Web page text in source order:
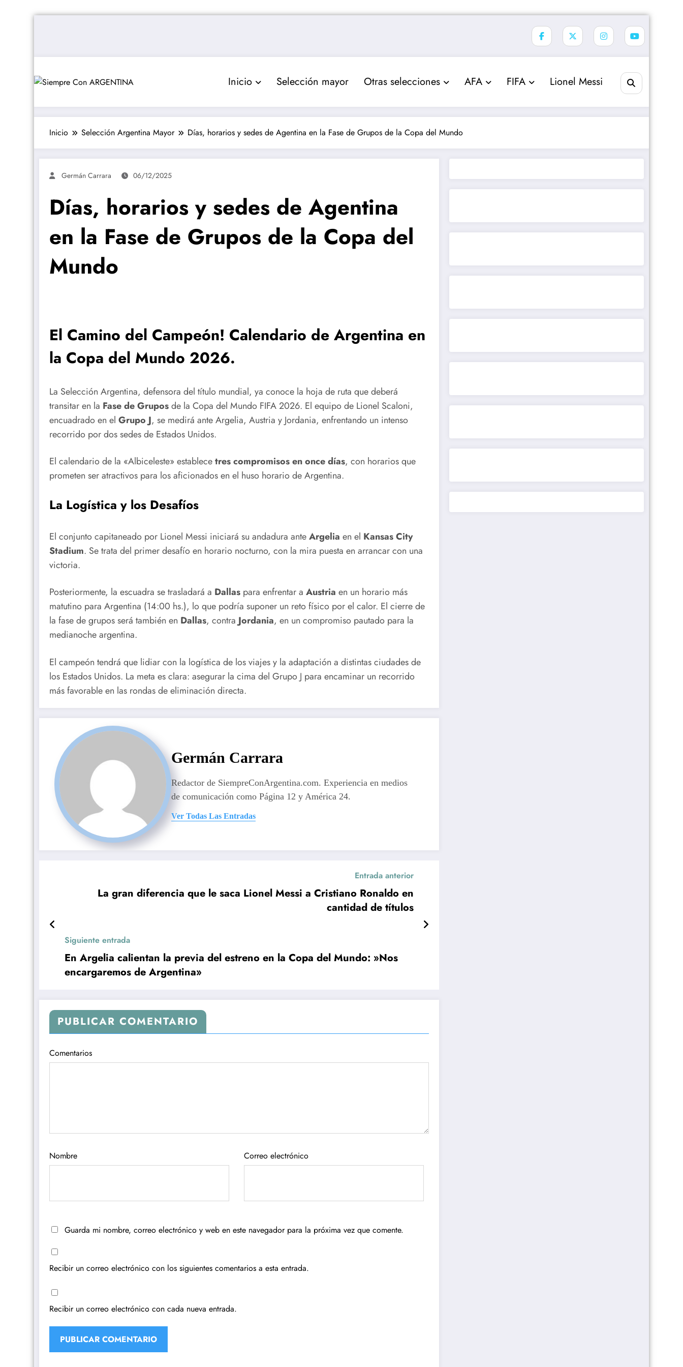
Inicio Selección mayor Otras selecciones AFA FIFA Lionel Messi
Inicio Selección Argentina Mayor Días, horarios y sedes de Agentina en la Fase de Grupos de la Copa del Mundo
Germán Carrara 06/12/2025
Días, horarios y sedes de Agentina
en la Fase de Grupos de la Copa del
Mundo
El Camino del Campeón! Calendario de Argentina en
la Copa del Mundo 2026.
La Selección Argentina, defensora del título mundial, ya conoce la hoja de ruta que deberá
transitar en la Fase de Gruposde la Copa del Mundo FIFA 2026. El equipo de Lionel Scaloni,
encuadrado en el Grupo J, se medirá ante Argelia, Austria y Jordania, enfrentando un intenso
recorrido por dos sedes de Estados Unidos.
El calendario de la «Albiceleste» establecetres compromisos en once días, con horarios que
prometen ser atractivos para los aficionados en el huso horario de Argentina.
La Logística y los Desafíos
El conjunto capitaneado por Lionel Messi iniciará su andadura anteArgelia en el Kansas City
Stadium. Se trata del primer desafío en horario nocturno, con la mira puesta en arrancar con una
victoria.
Posteriormente, la escuadra se trasladará a Dallas para enfrentar a Austria en un horario más
matutino para Argentina (14:00 hs.), lo que podría suponer un reto físico por el calor. El cierre de
la fase de grupos será también en Dallas, contraJordania, en un compromiso pautado para la
medianoche argentina.
El campeón tendrá que lidiar con la logística de los viajes y la adaptación a distintas ciudades de
los Estados Unidos. La meta es clara: asegurar la cima del Grupo J para encaminar un recorrido
más favorable en las rondas de eliminación directa.
Germán Carrara
Redactor de SiempreConArgentina.com. Experiencia en medios
de comunicación como Página 12 y América 24.
Ver Todas Las Entradas
Entrada anterior
La gran diferencia que le saca Lionel Messi a Cristiano Ronaldo en
cantidad de títulos
Siguiente entrada
En Argelia calientan la previa del estreno en la Copa del Mundo: »Nos
encargaremos de Argentina»
PUBLICAR COMENTARIO
Comentarios
Nombre Correo electrónico
Guarda mi nombre, correo electrónico y web en este navegador para la próxima vez que comente.
Recibir un correo electrónico con los siguientes comentarios a esta entrada.
Recibir un correo electrónico con cada nueva entrada.